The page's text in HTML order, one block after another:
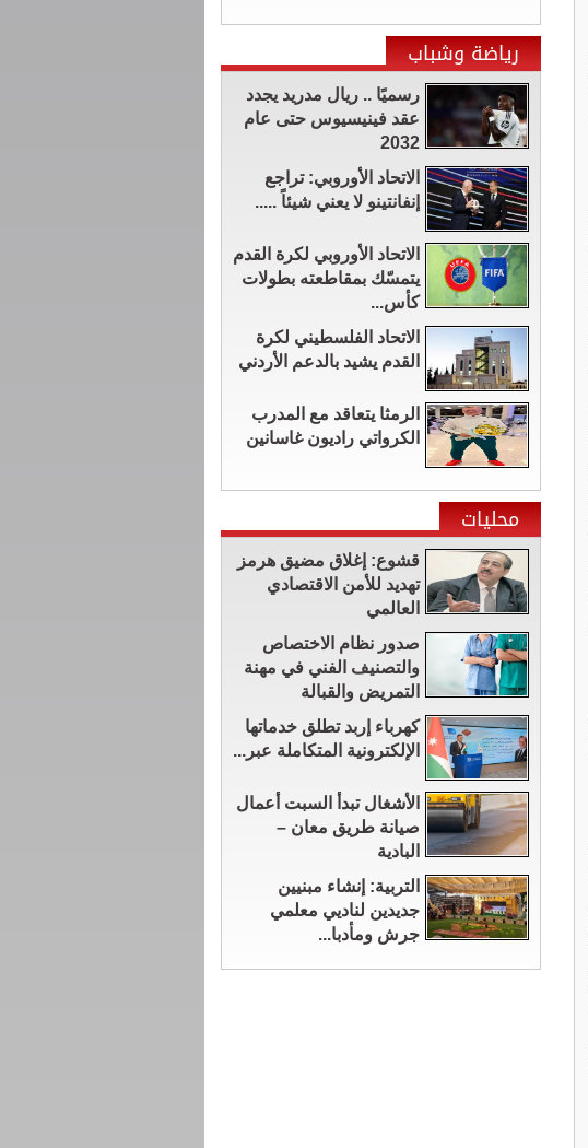
رياضة وشباب
رسميًا .. ريال مدريد يجدد
عقد فينيسيوس حتى عام
2032
الاتحاد الأوروبي: تراجع
إنفانتينو لا يعني شيئاً .....
الاتحاد الأوروبي لكرة القدم
يتمسّك بمقاطعته بطولات
كأس...
الاتحاد الفلسطيني لكرة
القدم يشيد بالدعم الأردني
الرمثا يتعاقد مع المدرب
الكرواتي راديون غاسانين
محليات
قشوع: إغلاق مضيق هرمز
تهديد للأمن الاقتصادي
العالمي
صدور نظام الاختصاص
والتصنيف الفني في مهنة
التمريض والقبالة
كهرباء إربد تطلق خدماتها
الإلكترونية المتكاملة عبر...
الأشغال تبدأ السبت أعمال
صيانة طريق معان –
البادية
التربية: إنشاء مبنيين
جديدين لناديي معلمي
جرش ومأدبا...